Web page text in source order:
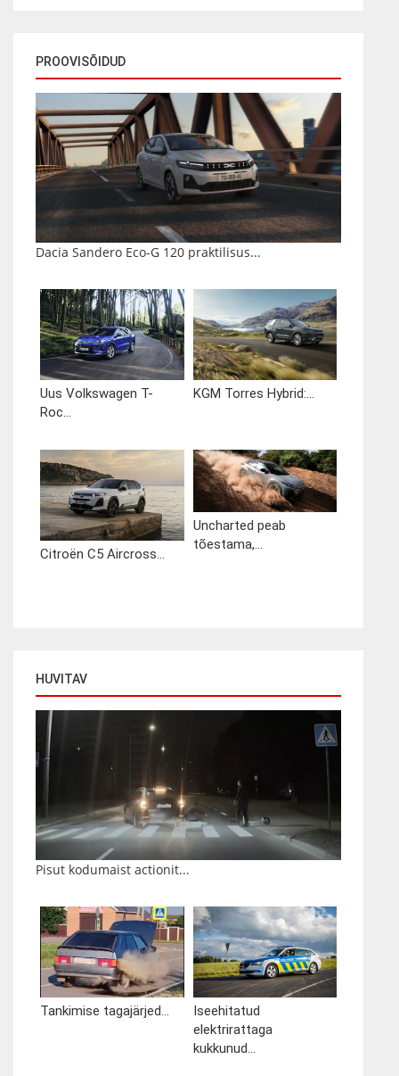
PROOVISÕIDUD
Dacia Sandero Eco-G 120 praktilisus...
Uus Volkswagen T-
Roc...
KGM Torres Hybrid:...
Citroën C5 Aircross...
Uncharted peab
tõestama,...
HUVITAV
Pisut kodumaist actionit...
Tankimise tagajärjed...
Iseehitatud
elektrirattaga
kukkunud...